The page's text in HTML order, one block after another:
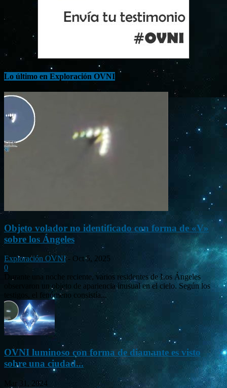
Lo último en Exploración OVNI
Objeto volador no identificado con forma de «V»
sobre los Ángeles
Exploración OVNI - Oct 5, 2025
0
Durante una noche reciente, varios residentes de Los Ángeles
observaron un objeto de apariencia inusual en el cielo. Según los
testigos, el fenómeno consistía...
OVNI luminoso con forma de diamante es visto
sobre una ciudad...
Mar 31, 2024